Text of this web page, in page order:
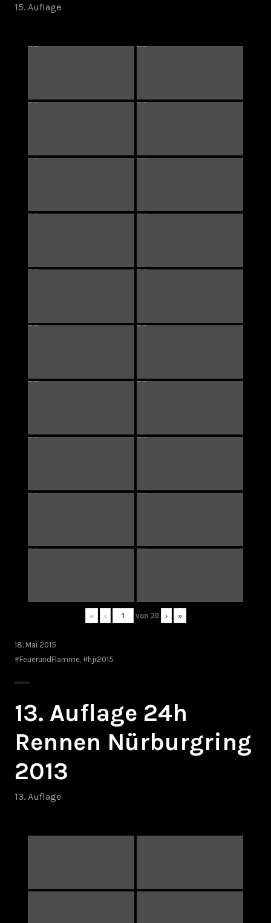
15. Auflage
« ‹ von 20 › »
18. Mai 2015
#FeuerundFlamme #hjr2015
13. Auflage 24h
Rennen Nürburgring
2013
13. Auflage